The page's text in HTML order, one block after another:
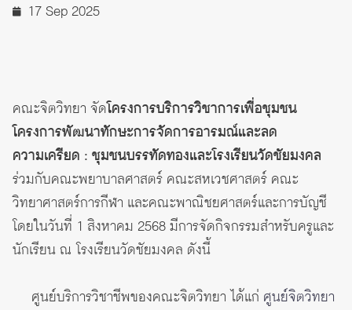
17 Sep 2025
คณะจิตวิทยา จัดโครงการบริการวิชาการเพื่อชุมชน
โครงการพัฒนาทักษะการจัดการอารมณ์และลด
ความเครียด : ชุมชนบรรทัดทองและโรงเรียนวัดชัยมงคล
ร่วมกับคณะพยาบาลศาสตร์ คณะสหเวชศาสตร์ คณะ
วิทยาศาสตร์การกีฬา และคณะพาณิชยศาสตร์และการบัญชี
โดยในวันที่ 1 สิงหาคม 2568 มีการจัดกิจกรรมสำหรับครูและ
นักเรียน ณ โรงเรียนวัดชัยมงคล ดังนี้
ศูนย์บริการวิชาชีพของคณะจิตวิทยา ได้แก่ ศูนย์จิตวิทยา